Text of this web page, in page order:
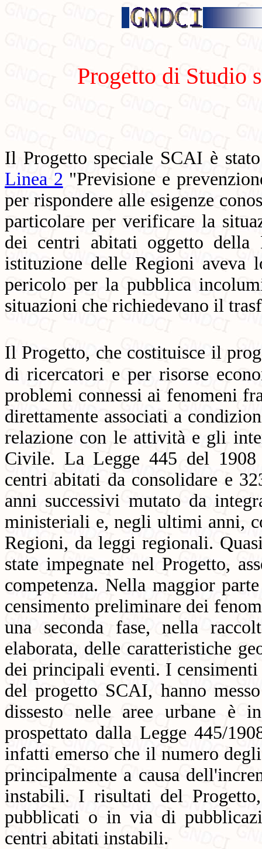
Progetto di Studio
Il Progetto speciale SCAI è
Linea 2 "Previsione e
per rispondere alle esigenze
particolare per verificare la
dei centri abitati oggetto
istituzione delle Regioni
pericolo per la pubblica
situazioni che richiedevano il
Il Progetto, che costituisce il
di ricercatori e per risorse
problemi connessi ai fenomeni
direttamente associati a
relazione con le attività e gli
Civile. La Legge 445 del
centri abitati da consolidare e
anni successivi mutato da
ministeriali e, negli ultimi anni,
Regioni, da leggi regionali.
state impegnate nel Progetto,
competenza. Nella maggior
censimento preliminare dei
una seconda fase, nella
elaborata, delle caratteristiche
dei principali eventi. I
del progetto SCAI, hanno
dissesto nelle aree urbane è
prospettato dalla Legge 445/
infatti emerso che il numero
principalmente a causa
instabili. I risultati del
pubblicati o in via di
centri abitati instabili.